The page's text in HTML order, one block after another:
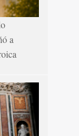
a